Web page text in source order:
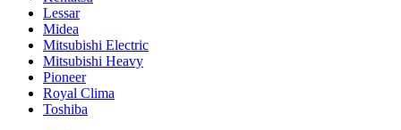
Lessar
Midea
Mitsubishi Electric
Mitsubishi Heavy
Pioneer
Royal Clima
Toshiba